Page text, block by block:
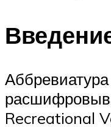
Аббревиатура
Recreational